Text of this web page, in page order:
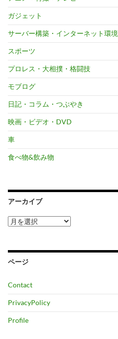
ガジェット
サーバー構築・インターネット環境
スポーツ
プロレス・大相撲・格闘技
モブログ
日記・コラム・つぶやき
映画・ビデオ・DVD
車
食べ物&飲み物
アーカイブ
ア
ー
ブ
ページ
Contact
PrivacyPolicy
Profile